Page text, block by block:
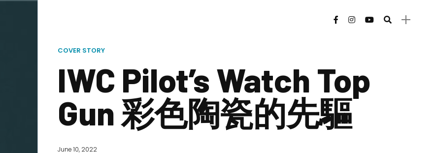
COVER STORY
IWC Pilot’s Watch Top
Gun 彩色陶瓷的先驅
June 10, 2022